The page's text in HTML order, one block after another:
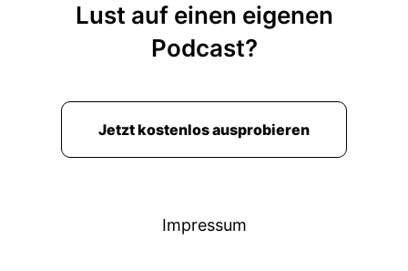
Lust auf einen eigenen
Podcast?
Jetzt kostenlos ausprobieren
Impressum